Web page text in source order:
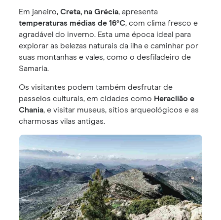
Em janeiro,Creta, na Grécia, apresenta
temperaturas médias de 16°C, com clima fresco e
agradável do inverno. Esta uma época ideal para
explorar as belezas naturais da ilha e caminhar por
suas montanhas e vales, como o desfiladeiro de
Samaria.
Os visitantes podem também desfrutar de
passeios culturais, em cidades como Heraclião e
Chania, e visitar museus, sítios arqueológicos e as
charmosas vilas antigas.